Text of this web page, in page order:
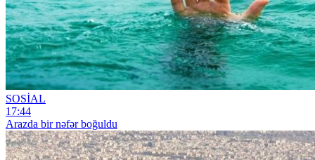
SOSİAL
17:44
Arazda bir nəfər boğuldu